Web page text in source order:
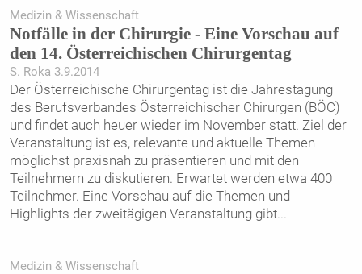
Medizin & Wissenschaft
Notfälle in der Chirurgie - Eine Vorschau auf
den 14. Österreichischen Chirurgentag
S. Roka 3.9.2014
Der Österreichische Chirurgentag ist die Jahrestagung
des Berufsverbandes Österreichischer Chirurgen (BÖC)
und findet auch heuer wieder im November statt. Ziel der
Veranstaltung ist es, relevante und aktuelle Themen
möglichst praxisnah zu präsentieren und mit den
Teilnehmern zu diskutieren. Erwartet werden etwa 400
Teilnehmer. Eine Vorschau auf die Themen und
Highlights der zweitägigen Veranstaltung gibt...
Medizin & Wissenschaft